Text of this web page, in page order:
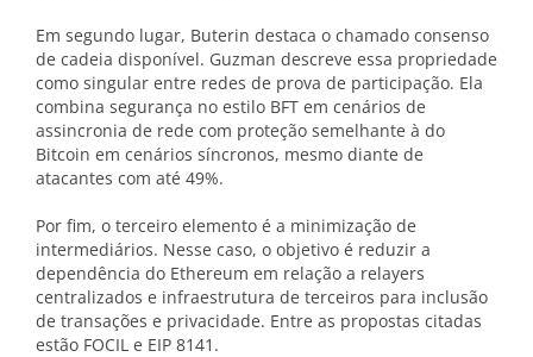
Em segundo lugar, Buterin destaca o chamado consenso
de cadeia disponível. Guzman descreve essa propriedade
como singular entre redes de prova de participação. Ela
combina segurança no estilo BFT em cenários de
assincronia de rede com proteção semelhante à do
Bitcoin em cenários síncronos, mesmo diante de
atacantes com até 49%.
Por fim, o terceiro elemento é a minimização de
intermediários. Nesse caso, o objetivo é reduzir a
dependência do Ethereum em relação a relayers
centralizados e infraestrutura de terceiros para inclusão
de transações e privacidade. Entre as propostas citadas
estão FOCIL e EIP 8141.